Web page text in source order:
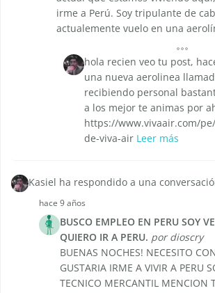
irme a Perú. Soy tripulante de
actualemente vuelo en una
hola recien veo tu post,
una nueva aerolinea
recibiendo personal
a los mejor te animas por
https://www.vivaair.com/
de-viva-air Leer más
Kasiel ha respondido a una
hace 9 años
BUSCO EMPLEO EN PERU SOY
QUIERO IR A PERU. por dioscry
BUENAS NOCHES! NECESITO
GUSTARIA IRME A VIVIR A PERU
TECNICO MERCANTIL MENCION